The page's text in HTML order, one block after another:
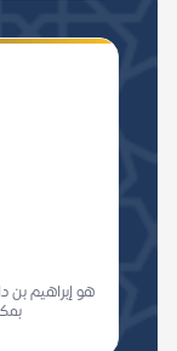
هو إبراهيم بن
بمكة سنة